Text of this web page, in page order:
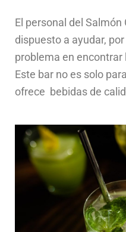
El personal del
dispuesto a ayudar,
problema en
Este bar no es solo
ofrece bebidas de